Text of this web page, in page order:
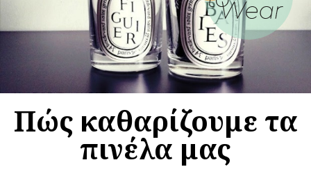
Πώς καθαρίζουμε τα
πινέλα μας